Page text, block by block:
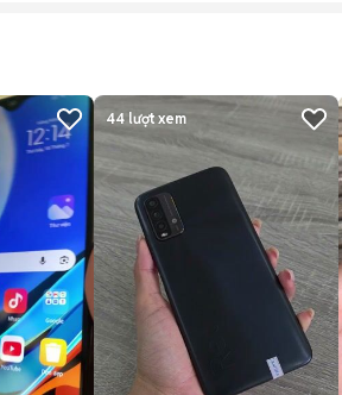
44 lượt xem